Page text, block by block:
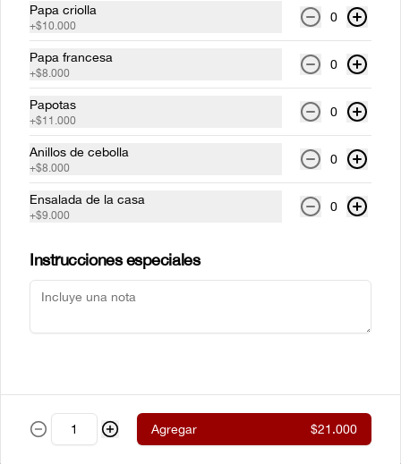
Medallones de lomo tocineta
Dos medallones de lomo de res a la
parrilla envueltos en tocinera con
cualquiera de nuestros acompañamientos
$61.500
New York steak Certified
Beef ® al estilo neoyorkino, acompañado
de nuestros acompañamientos y
Papa criolla
+$10.000
0
Papa francesa
+$8.000
0
Papotas
+$11.000
0
Anillos de cebolla
+$8.000
0
Ensalada de la casa
+$9.000
0
Instrucciones especiales
Agregar $21.000